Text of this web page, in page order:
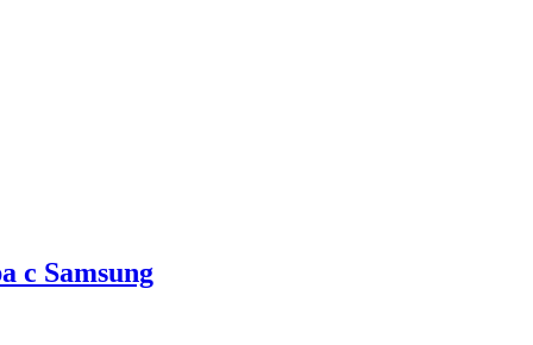
с Samsung